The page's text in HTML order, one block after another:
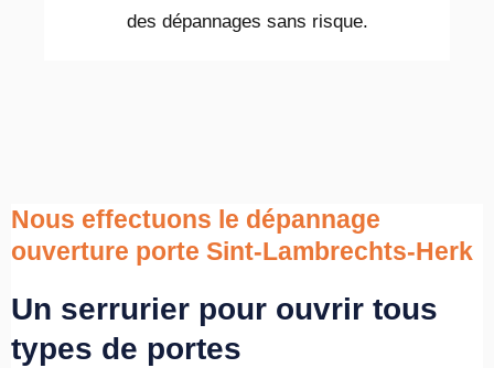
des dépannages sans risque.
Nous effectuons le dépannage
ouverture porte Sint-Lambrechts-Herk
Un serrurier pour ouvrir tous
types de portes